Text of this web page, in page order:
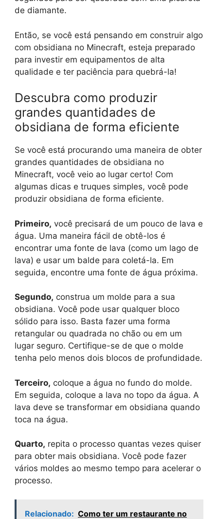
de diamante.
Então, se você está pensando em construir algo
com obsidiana no Minecraft, esteja preparado
para investir em equipamentos de alta
qualidade e ter paciência para quebrá-la!
Descubra como produzir
grandes quantidades de
obsidiana de forma eficiente
Se você está procurando uma maneira de obter
grandes quantidades de obsidiana no
Minecraft, você veio ao lugar certo! Com
algumas dicas e truques simples, você pode
produzir obsidiana de forma eficiente.
Primeiro, você precisará de um pouco de lava e
água. Uma maneira fácil de obtê-los é
encontrar uma fonte de lava (como um lago de
lava) e usar um balde para coletá-la. Em
seguida, encontre uma fonte de água próxima.
Segundo, construa um molde para a sua
obsidiana. Você pode usar qualquer bloco
sólido para isso. Basta fazer uma forma
retangular ou quadrada no chão ou em um
lugar seguro. Certifique-se de que o molde
tenha pelo menos dois blocos de profundidade.
Terceiro, coloque a água no fundo do molde.
Em seguida, coloque a lava no topo da água. A
lava deve se transformar em obsidiana quando
toca na água.
Quarto, repita o processo quantas vezes quiser
para obter mais obsidiana. Você pode fazer
vários moldes ao mesmo tempo para acelerar o
processo.
Relacionado: Como ter um restaurante no